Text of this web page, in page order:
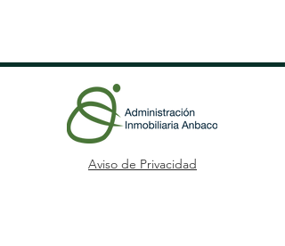
Aviso de Privacidad